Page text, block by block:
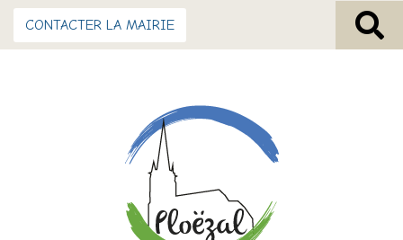
CONTACTER LA MAIRIE